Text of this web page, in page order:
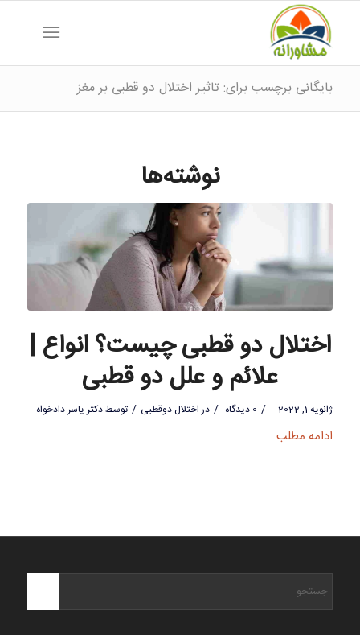
بایگانی برچسب برای: تاثیر اختلال دو قطبی بر مغز
نوشته‌ها
اختلال دو قطبی چیست؟ انواع |
علائم و علل دو قطبی
ژانویه 1, 2022 / 0 دیدگاه / دراختلال دوقطبی / توسطدکتر یاسر دادخواه
ادامه مطلب